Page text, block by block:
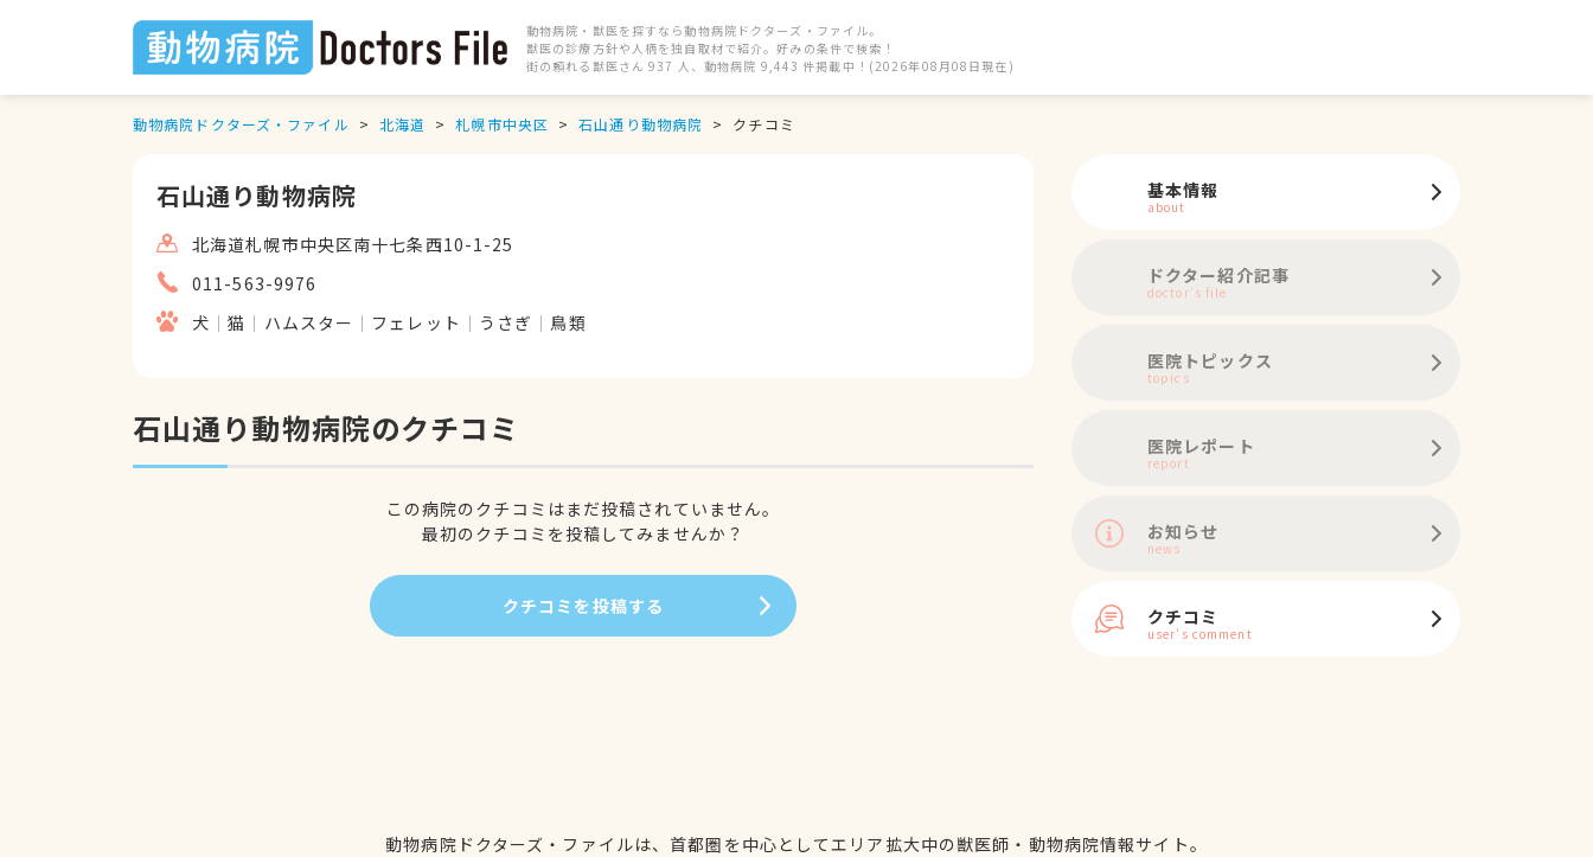
動物病院・獣医を探すなら動物病院ドクターズ・ファイル。
獣医の診療方針や人柄を独自取材で紹介。好みの条件で検索！
街の頼れる獣医さん 937 人、動物病院 9,443 件掲載中！(2026年08月08日現在)
動物病院ドクターズ・ファイル 北海道 札幌市中央区 石山通り動物病院 クチコミ
石山通り動物病院
北海道札幌市中央区南十七条西10-1-25
011-563-9976
犬
猫 ハムスター フェレット うさぎ 鳥類
石山通り動物病院のクチコミ
この病院のクチコミはまだ投稿されていません。
最初のクチコミを投稿してみませんか？
クチコミを投稿する
基本情報
about
ドクター紹介記事
doctor's file
医院トピックス
topics
医院レポート
report
お知らせ
news
クチコミ
user's comment
動物病院ドクターズ・ファイルは、首都圏を中心としてエリア拡大中の獣医師・動物病院情報サイト。